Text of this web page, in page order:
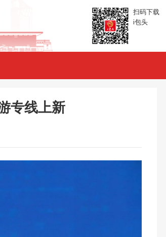
扫码下载
i包头
专线上新